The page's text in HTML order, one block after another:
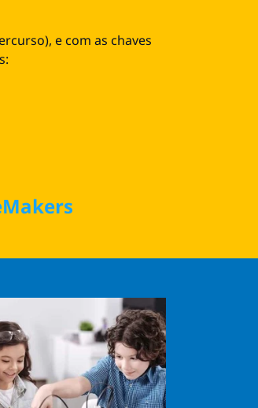
e com as chaves